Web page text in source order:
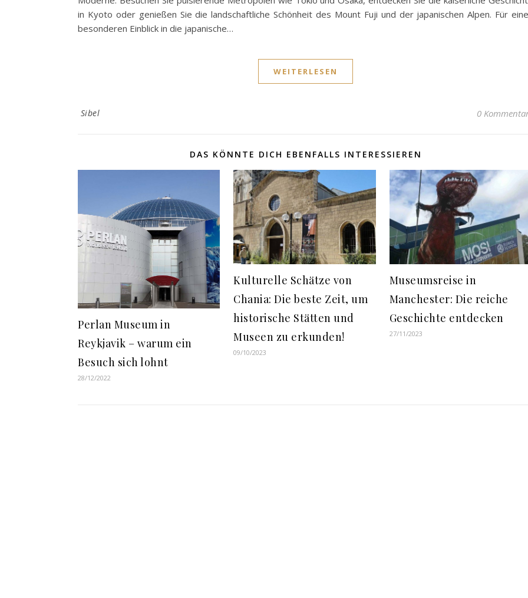
in Kyoto oder genießen Sie die landschaftliche Schönheit des Mount Fuji und der japanischen Alpen. Für
besonderen Einblick in die japanische…
WEITERLESEN
Sibel 0
DAS KÖNNTE DICH EBENFALLS INTERESSIEREN
Perlan Museum in
Reykjavik – warum ein
Besuch sich lohnt
28/12/2022
Kulturelle Schätze von
Chania: Die beste Zeit, um
historische Stätten und
Museen zu erkunden!
09/10/2023
Museumsreise in
Manchester: Die reiche
Geschichte entdecken
27/11/2023